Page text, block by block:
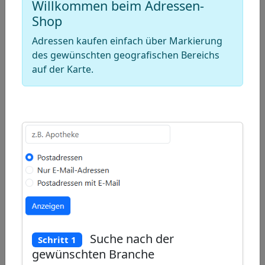
polygon
Draw
rectangle
Draw
circle
Willkommen beim Adressen-
Shop
Adressen kaufen einfach über Markierung
des gewünschten geografischen Bereichs
auf der Karte.
Schritt 1
Suche nach der
gewünschten Branche